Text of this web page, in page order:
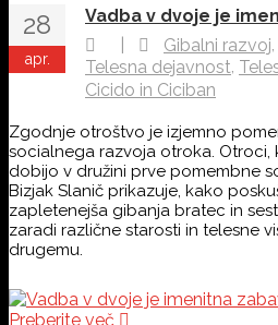
28
apr.
Vadba v dvoje je
Gibalni razvoj
Telesna dejavnost,
Cicido in Ciciban
Zgodnje otroštvo je izjemno
socialnega razvoja otroka. Otroci,
dobijo v družini prve pomembne
Bizjak Slanič prikazuje, kako
zapletenejša gibanja bratec in
zaradi različne starosti in telesne
drugemu.
Preberite več